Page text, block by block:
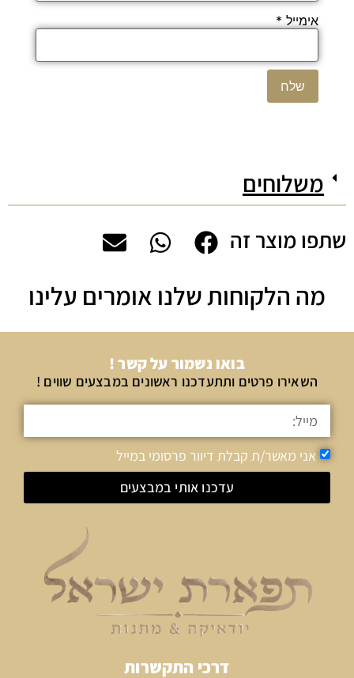
אימייל *
משלוחים
שתפו מוצר זה
מה הלקוחות שלנו אומרים עלינו
בואו נשמור על קשר !
השאירו פרטים ותתעדכנו ראשונים במבצעים שווים !
אני מאשר/ת קבלת דיוור פרסומי במייל
עדכנו אותי במבצעים
דרכי התקשרות